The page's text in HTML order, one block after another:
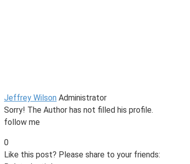
Jeffrey Wilson Administrator
Sorry! The Author has not filled his profile.
follow me
0
Like this post? Please share to your friends: